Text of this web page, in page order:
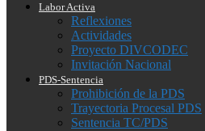
Labor Activa
Reflexiones
Actividades
Proyecto DIVCODEC
Invitación Nacional
PDS-Sentencia
Prohibición de la PDS
Trayectoria Procesal PDS
Sentencia TC/PDS